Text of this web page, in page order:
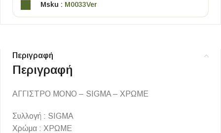
Msku : M0033Ver
Περιγραφή
Περιγραφή
ΑΓΓΙΣΤΡΟ ΜΟΝΟ – SIGMA – ΧΡΩΜΕ
Συλλογή : SIGMA
Χρώμα : ΧΡΩΜΕ